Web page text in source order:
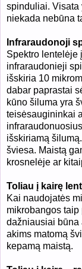
spinduliai. Visata
niekada nebūna
Infraraudonoji
Spektro lentelėje
infraraudonieji
išskiria 10
dabar paprastai
kūno šiluma yra
teisėsaugininkai
išskiriamą
šviesa. Maistą
krosnelėje ar
Toliau į kairę
Kai naudojatės
mikrobangos
dažniausiai būna
akims matomą
kepamą maistą.